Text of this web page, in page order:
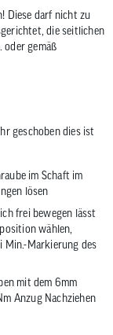
Diese darf nicht zu
die seitlichen
oder gemäß
geschoben dies ist
im Schaft im
lösen
frei bewegen lässt
wählen,
Min.-Markierung des
mit dem 6mm
Anzug Nachziehen